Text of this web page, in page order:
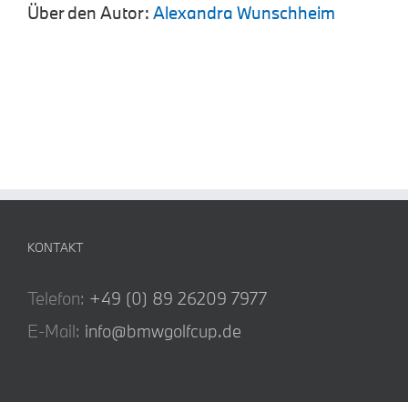
Über den Autor: Alexandra Wunschheim
KONTAKT
Telefon: +49 (0) 89 26209 7977
E-Mail: info@bmwgolfcup.de